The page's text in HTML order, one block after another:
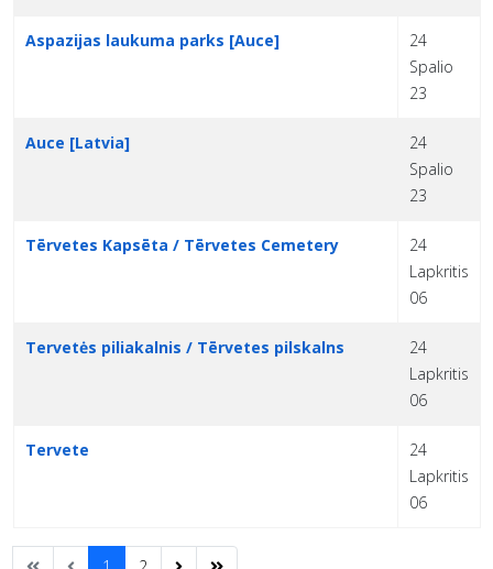
Aspazijas laukuma parks [Auce]
24
Spalio
23
Auce [Latvia]
24
Spalio
23
Tērvetes Kapsēta / Tērvetes Cemetery
24
Lapkritis
06
Tervetės piliakalnis / Tērvetes pilskalns
24
Lapkritis
06
Tervete
24
Lapkritis
06